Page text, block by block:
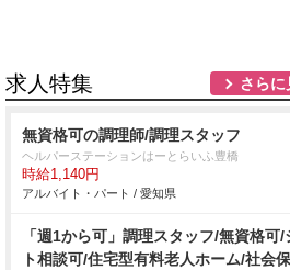
求人特集 さらに
無資格可の調理師/調理スタッフ
ヘルパーステーションはーとらいふ豊橋
時給1,140円
アルバイト・パート / 愛知県
「週1から可」調理スタッフ/無資格可/
ト相談可/住宅型有料老人ホーム/社会